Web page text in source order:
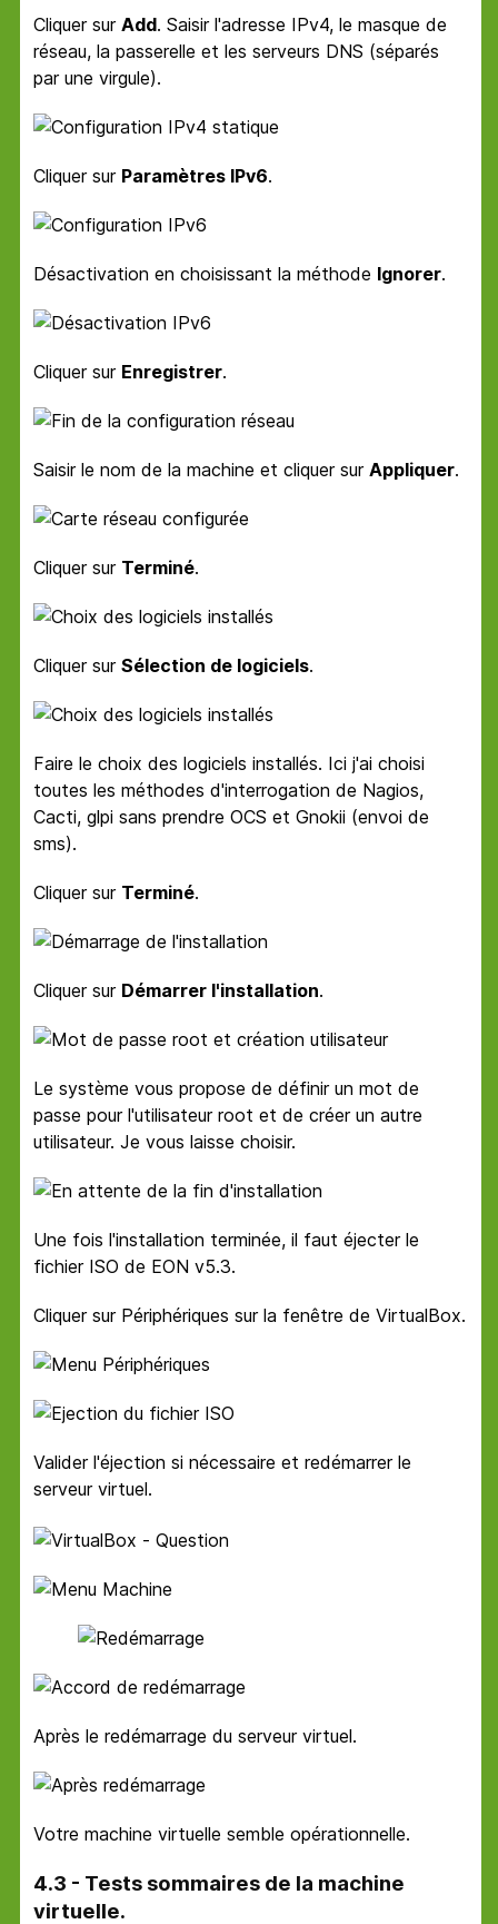
Cliquer sur Add. Saisir l'adresse IPv4, le masque de
réseau, la passerelle et les serveurs DNS (séparés
par une virgule).
Cliquer sur Paramètres IPv6.
Désactivation en choisissant la méthode Ignorer.
Cliquer sur Enregistrer.
Saisir le nom de la machine et cliquer sur Appliquer.
Cliquer sur Terminé.
Cliquer sur Sélection de logiciels.
Faire le choix des logiciels installés. Ici j'ai choisi
toutes les méthodes d'interrogation de Nagios,
Cacti, glpi sans prendre OCS et Gnokii (envoi de
sms).
Cliquer sur Terminé.
Cliquer sur Démarrer l'installation.
Le système vous propose de définir un mot de
passe pour l'utilisateur root et de créer un autre
utilisateur. Je vous laisse choisir.
Une fois l'installation terminée, il faut éjecter le
fichier ISO de EON v5.3.
Cliquer sur Périphériques sur la fenêtre de VirtualBox.
Valider l'éjection si nécessaire et redémarrer le
serveur virtuel.
Après le redémarrage du serveur virtuel.
Votre machine virtuelle semble opérationnelle.
4.3 - Tests sommaires de la machine
virtuelle.